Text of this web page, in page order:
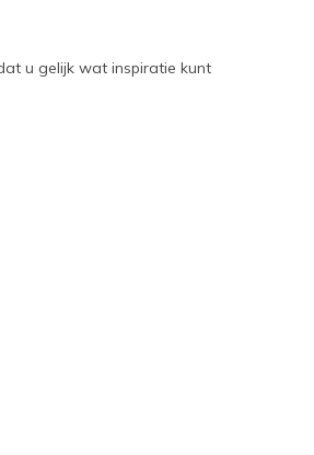
u gelijk wat inspiratie kunt